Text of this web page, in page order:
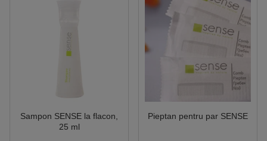
Sampon SENSE la flacon,
25 ml
Pieptan pentru par SENSE